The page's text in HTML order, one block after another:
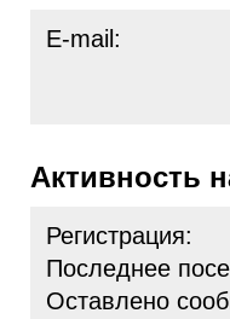
E-mail:
Активность
Регистрация:
Последнее
Оставлено